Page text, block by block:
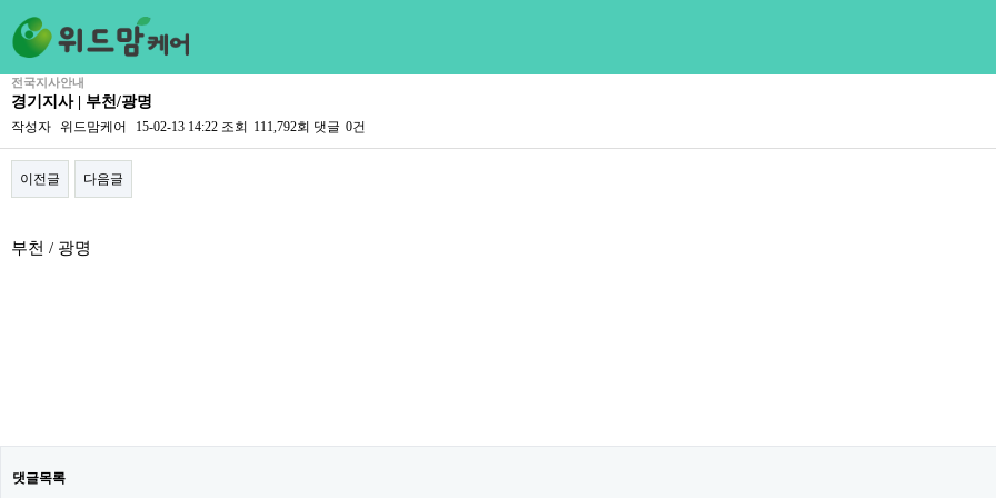
전국지사안내
경기지사 | 부천/광명
작성자 위드맘케어 15-02-13 14:22 조회 111,792회 댓글 0건
이전글 다음글
부천 / 광명
댓글목록